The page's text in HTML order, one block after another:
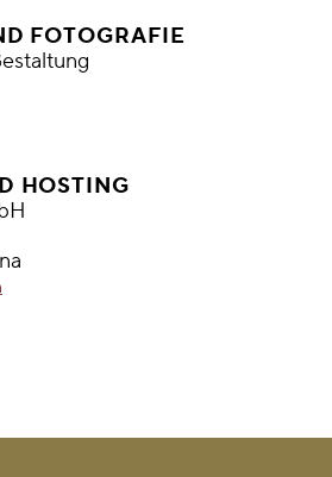
FOTOGRAFIE
HOSTING